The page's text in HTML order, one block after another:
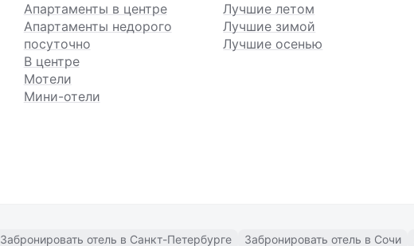
Апартаменты в центре
Апартаменты недорого
посуточно
В центре
Мотели
Мини-отели
Лучшие летом
Лучшие зимой
Лучшие осенью
Забронировать отель в Санкт-Петербурге Забронировать отель в Сочи